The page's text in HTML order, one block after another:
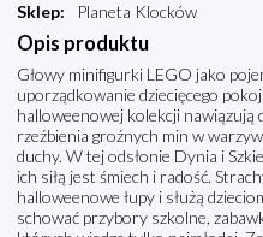
Sklep: Planeta Klocków
Opis produktu
Głowy minifigurki LEGO jako
uporządkowanie dziecięcego
halloweenowej kolekcji
rzeźbienia groźnych min w
duchy. W tej odsłonie Dynia i
ich siłą jest śmiech i radość.
halloweenowe łupy i służą
schować przybory szkolne,